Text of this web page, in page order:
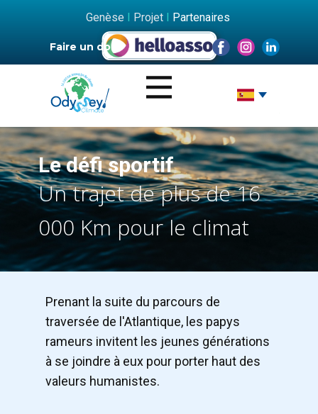
GenèseI ProjetI Partenaires
Faire un don
​Le défi sportif
​Un trajet de plus de 16
000 Km pour le climat
​Prenant la suite du parcours de
traversée de l'Atlantique, les papys
rameurs invitent les jeunes générations
à se joindre à eux pour porter haut des
valeurs humanistes.